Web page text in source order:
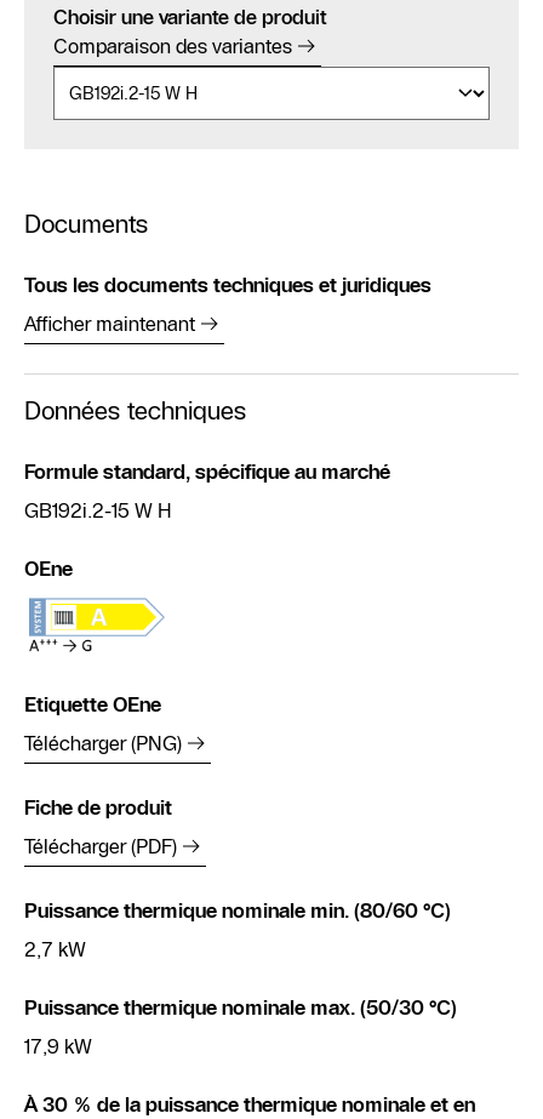
Choisir une variante de produit
Comparaison des variantes
Documents
Tous les documents techniques et juridiques
Afficher maintenant
Données techniques
Formule standard, spécifique au marché
GB192i.2-15 W H
OEne
Etiquette OEne
Télécharger (PNG)
Fiche de produit
Télécharger (PDF)
Puissance thermique nominale min. (80/60 °C)
2,7 kW
Puissance thermique nominale max. (50/30 °C)
17,9 kW
À 30 % de la puissance thermique nominale et en